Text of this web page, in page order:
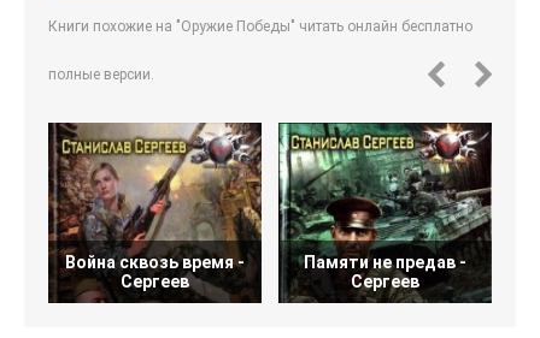
Книги похожие на "Оружие Победы" читать онлайн бесплатно
полные версии.
Война сквозь время -
Сергеев
Памяти не предав -
Сергеев